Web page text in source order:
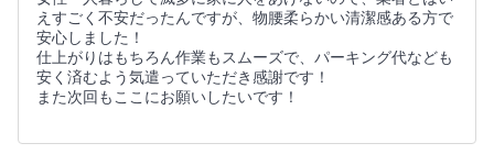
えすごく不安だったんですが、物腰柔らかい清潔感ある方で
安心しました！
仕上がりはもちろん作業もスムーズで、パーキング代なども
安く済むよう気遣っていただき感謝です！
また次回もここにお願いしたいです！